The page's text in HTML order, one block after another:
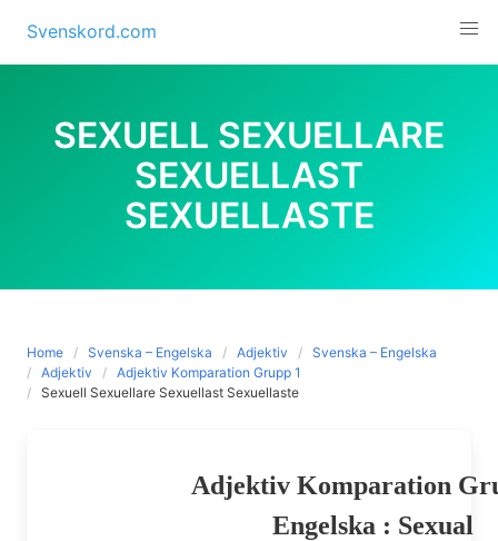
content
Svenskord.com
SEXUELL SEXUELLARE
SEXUELLAST
SEXUELLASTE
Home Svenska – Engelska Adjektiv
Svenska – Engelska
Adjektiv
Adjektiv Komparation Grupp 1
Sexuell Sexuellare Sexuellast Sexuellaste
Adjektiv Komparation
Engelska : Sexual